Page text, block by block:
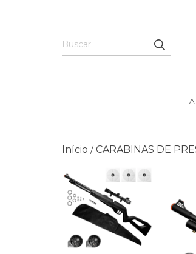
Início / CARABINAS DE